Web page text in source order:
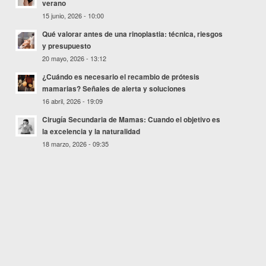
verano
15 junio, 2026 - 10:00
Qué valorar antes de una rinoplastia: técnica, riesgos
y presupuesto
20 mayo, 2026 - 13:12
¿Cuándo es necesario el recambio de prótesis
mamarias? Señales de alerta y soluciones
16 abril, 2026 - 19:09
Cirugía Secundaria de Mamas: Cuando el objetivo es
la excelencia y la naturalidad
18 marzo, 2026 - 09:35